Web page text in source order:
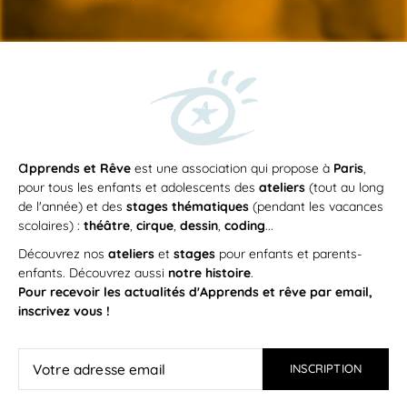
apprends et Rêve est une association qui propose à Paris,
pour tous les enfants et adolescents des ateliers (tout au long
de l'année) et des stages thématiques (pendant les vacances
scolaires) : théâtre, cirque, dessin, coding...
Découvrez nos ateliers et stages pour enfants et parents-
enfants. Découvrez aussi notre histoire.
Pour recevoir les actualités d'Apprends et rêve par email,
inscrivez vous !